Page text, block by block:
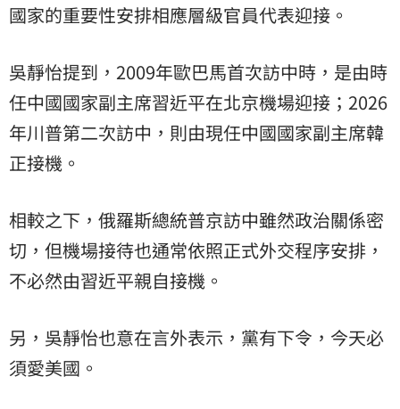
國家的重要性安排相應層級官員代表迎接。
吳靜怡提到，2009年歐巴馬首次訪中時，是由時
任中國國家副主席習近平在北京機場迎接；2026
年川普第二次訪中，則由現任中國國家副主席韓
正接機。
相較之下，俄羅斯總統普京訪中雖然政治關係密
切，但機場接待也通常依照正式外交程序安排，
不必然由習近平親自接機。
另，吳靜怡也意在言外表示，黨有下令，今天必
須愛美國。